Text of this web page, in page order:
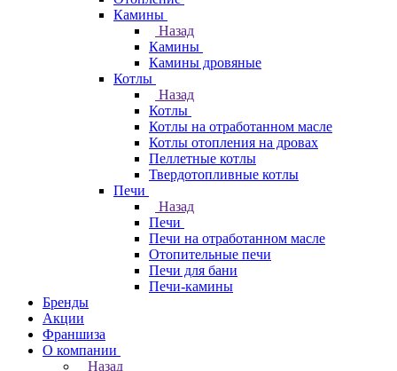
Камины
Назад
Камины
Камины дровяные
Котлы
Назад
Котлы
Котлы на отработанном масле
Котлы отопления на дровах
Пеллетные котлы
Твердотопливные котлы
Печи
Назад
Печи
Печи на отработанном масле
Отопительные печи
Печи для бани
Печи-камины
Бренды
Акции
Франшиза
О компании
Назад